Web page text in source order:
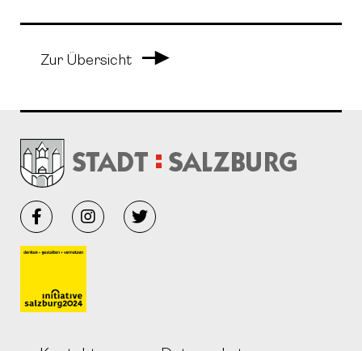
Zur Übersicht Arrow Right
FacebookInstagramTwitter